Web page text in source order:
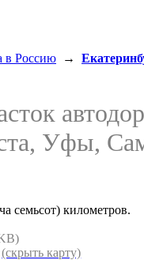
в Россию →
Уфы,
семьсот) километров.
(скрыть карту)